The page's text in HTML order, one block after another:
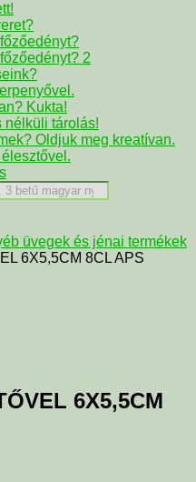
2
Kukta!
nélküli tárolás!
Oldjuk meg kreatívan.
üvegek és jénai termékek
6X5,5CM 8CL APS
6X5,5CM